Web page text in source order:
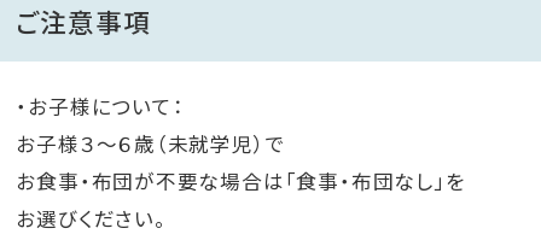
ご注意事項
・お子様について：
お子様３～６歳（未就学児）で
お食事・布団が不要な場合は「食事・布団なし」を
お選びください。